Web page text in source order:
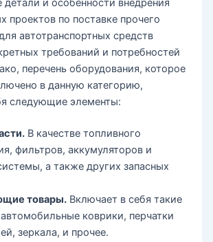
детали и особенности внедрения
проектов по поставке прочего
автотранспортных средств
требований и потребностей
перечень оборудования, которое
в данную категорию,
следующие элементы:
В качестве топливного
фильтров, аккумуляторов и
а также других запасных
товары. Включает в себя такие
коврики, перчатки
зеркала, и прочее.